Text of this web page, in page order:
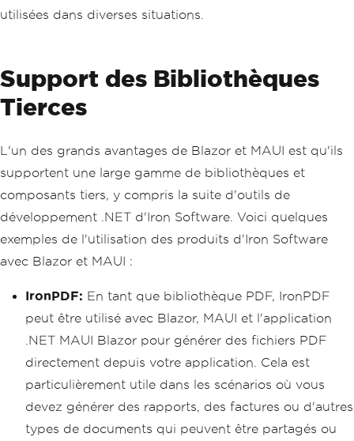
utilisées dans diverses situations.
Support des Bibliothèques
Tierces
L'un des grands avantages de Blazor et MAUI est qu'ils
supportent une large gamme de bibliothèques et
composants tiers, y compris la suite d'outils de
développement .NET d'Iron Software. Voici quelques
exemples de l'utilisation des produits d'Iron Software
avec Blazor et MAUI :
IronPDF: En tant que bibliothèque PDF, IronPDF
peut être utilisé avec Blazor, MAUI et l'application
.NET MAUI Blazor pour générer des fichiers PDF
directement depuis votre application. Cela est
particulièrement utile dans les scénarios où vous
devez générer des rapports, des factures ou d'autres
types de documents qui peuvent être partagés ou